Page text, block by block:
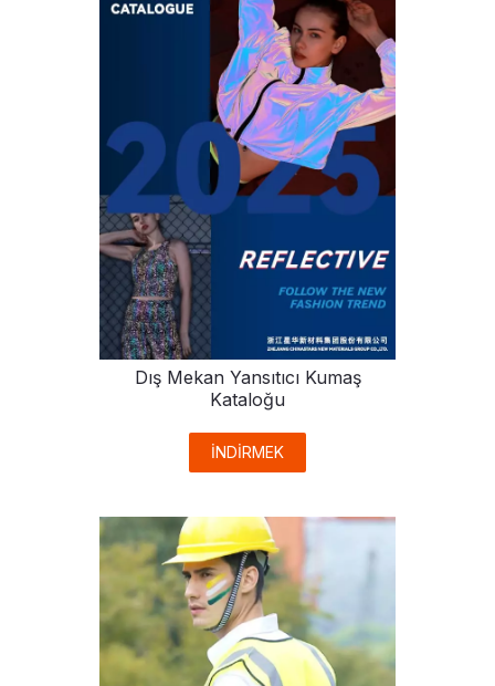
Dış Mekan Yansıtıcı Kumaş
Kataloğu
İNDİRMEK